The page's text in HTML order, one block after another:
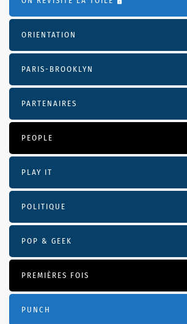
ORIENTATION
PARIS-BROOKLYN
PARTENAIRES
PEOPLE
PLAY IT
POLITIQUE
POP & GEEK
PREMIÈRES FOIS
PUNCH